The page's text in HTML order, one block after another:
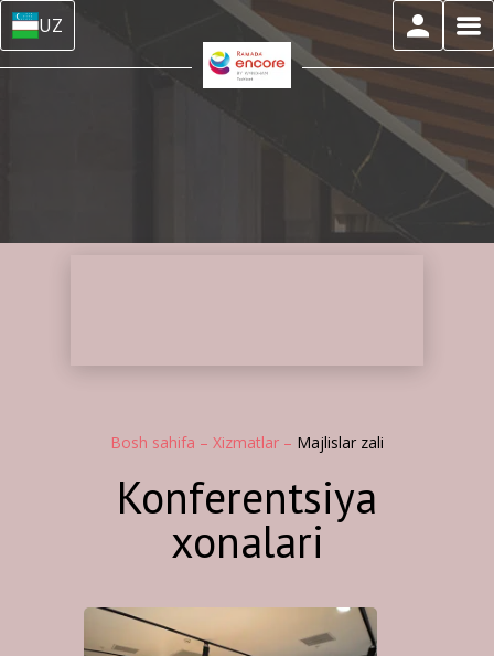
UZ
Bosh sahifa – Xizmatlar – Majlislar zali
Konferentsiya
xonalari